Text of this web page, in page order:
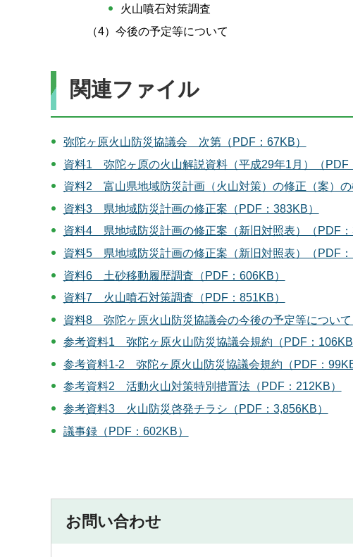
火山噴石対策調査
（4）今後の予定等について
関連ファイル
弥陀ヶ原火山防災協議会 次第（PDF：67KB）
資料1 弥陀ヶ原の火山解説資料（平成29年1月）（PDF
資料2 富山県地域防災計画（火山対策）の修正（案）の
資料3 県地域防災計画の修正案（PDF：383KB）
資料4 県地域防災計画の修正案（新旧対照表）（PDF：
資料5 県地域防災計画の修正案（新旧対照表）（PDF：
資料6 土砂移動履歴調査（PDF：606KB）
資料7 火山噴石対策調査（PDF：851KB）
資料8 弥陀ヶ原火山防災協議会の今後の予定等について
参考資料1 弥陀ヶ原火山防災協議会規約（PDF：106KB
参考資料1-2 弥陀ヶ原火山防災協議会規約（PDF：99KB
参考資料2 活動火山対策特別措置法（PDF：212KB）
参考資料3 火山防災啓発チラシ（PDF：3,856KB）
議事録（PDF：602KB）
お問い合わせ